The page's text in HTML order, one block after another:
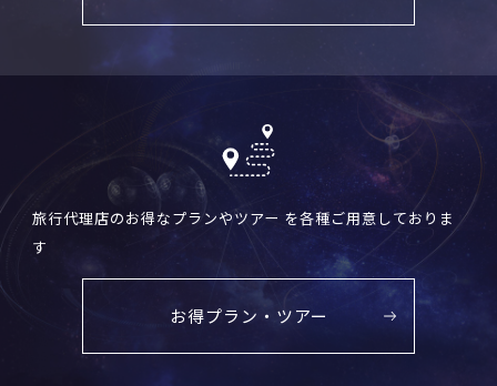
旅行代理店のお得なプランやツアー を各種ご用意しておりま
す
お得プラン・ツアー